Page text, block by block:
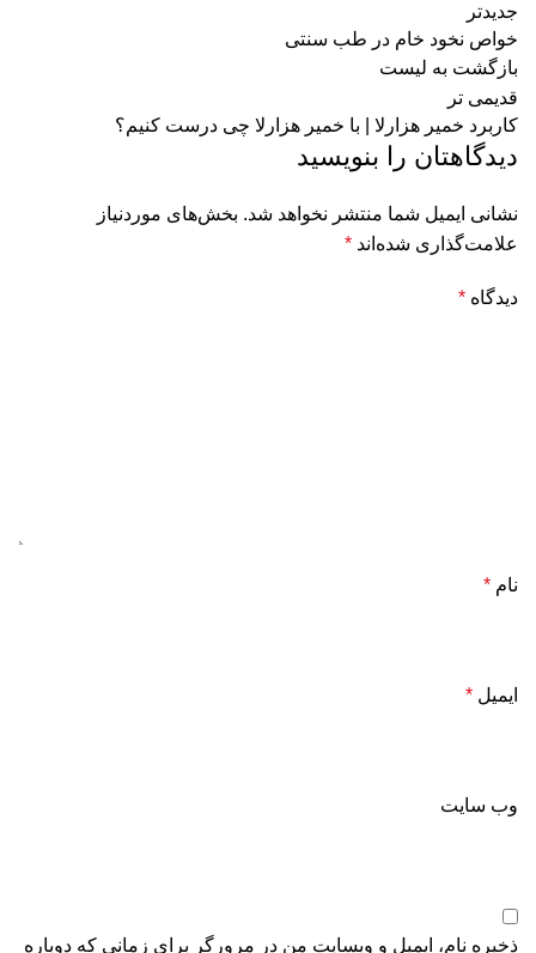
جدیدتر
خواص نخود خام در طب سنتی
بازگشت به لیست
قدیمی تر
کاربرد خمیر هزارلا | با خمیر هزارلا چی درست کنیم؟
دیدگاهتان را بنویسید
نشانی ایمیل شما منتشر نخواهد شد. بخش‌های موردنیاز
علامت‌گذاری شده‌اند *
دیدگاه *
نام *
ایمیل *
وب‌ سایت
ذخیره نام، ایمیل و وبسایت من در مرورگر برای زمانی که دوباره